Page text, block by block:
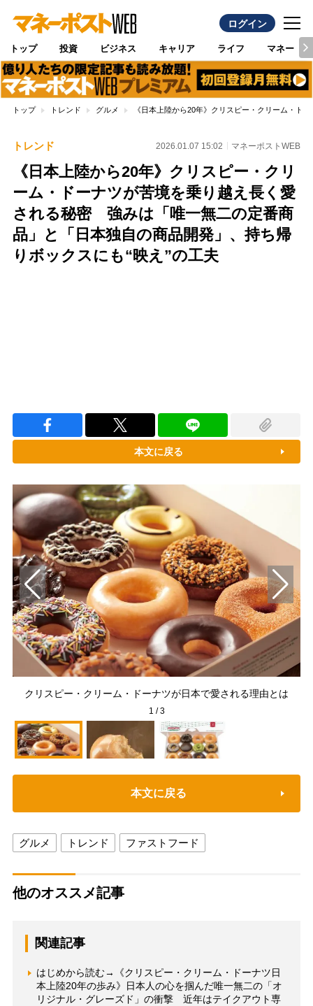
ログイン
トップ 投資 ビジネス キャリア ライフ マネー
トップ トレンド グルメ 《日本上陸から20年》クリスピー・クリーム・ド
トレンド 2026.01.07 15:02 マネーポストWEB
《日本上陸から20年》クリスピー・クリ
ーム・ドーナツが苦境を乗り越え長く愛
される秘密 強みは「唯一無二の定番商
品」と「日本独自の商品開発」、持ち帰
りボックスにも“映え”の工夫
本文に戻る
クリスピー・クリーム・ドーナツが日本で愛される理由とは
1 /3
本文に戻る
グルメ トレンド ファストフード
他のオススメ記事
関連記事
はじめから読む→《クリスピー・クリーム・ドーナツ日
本上陸20年の歩み》日本人の心を掴んだ唯一無二の「オ
リジナル・グレーズド」の衝撃 近年はテイクアウト専